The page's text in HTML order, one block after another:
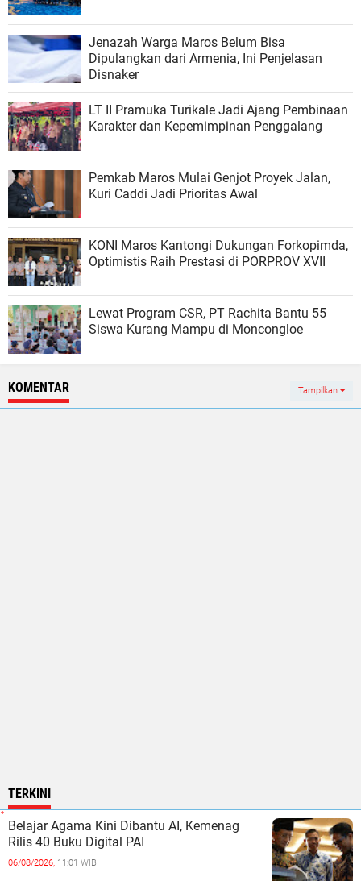
Jenazah Warga Maros Belum Bisa
Dipulangkan dari Armenia, Ini Penjelasan
Disnaker
LT II Pramuka Turikale Jadi Ajang Pembinaan
Karakter dan Kepemimpinan Penggalang
Pemkab Maros Mulai Genjot Proyek Jalan,
Kuri Caddi Jadi Prioritas Awal
KONI Maros Kantongi Dukungan Forkopimda,
Optimistis Raih Prestasi di PORPROV XVII
Lewat Program CSR, PT Rachita Bantu 55
Siswa Kurang Mampu di Moncongloe
KOMENTAR Tampilkan
TERKINI
Belajar Agama Kini Dibantu AI, Kemenag
Rilis 40 Buku Digital PAI
06/08/2026, 11:01 WIB